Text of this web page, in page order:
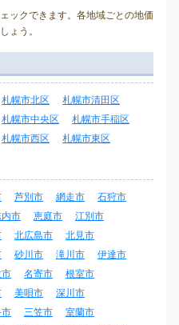
ックできます。各地域ごとの地価
ょう。
札幌市北区
札幌市清田区
札幌市中央区
札幌市手稲区
札幌市西区
札幌市東区
芦別市 網走市
石狩市
市 恵庭市
江別市
北広島市
北見市
砂川市 滝川市
伊達市
名寄市
根室市
美唄市
深川市
三笠市
室蘭市